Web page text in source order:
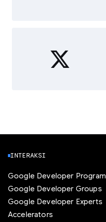
INTERAKSI
Google Developer Program
Google Developer Groups
Google Developer Experts
Accelerators